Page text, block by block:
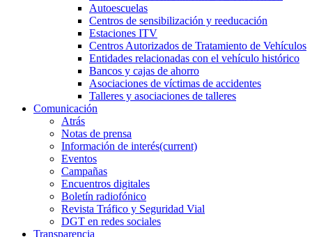
Autoescuelas
Centros de sensibilización y reeducación
Estaciones ITV
Centros Autorizados de Tratamiento de Vehículos
Entidades relacionadas con el vehículo histórico
Bancos y cajas de ahorro
Asociaciones de víctimas de accidentes
Talleres y asociaciones de talleres
Comunicación
Atrás
Notas de prensa
Información de interés(current)
Eventos
Campañas
Encuentros digitales
Boletín radiofónico
Revista Tráfico y Seguridad Vial
DGT en redes sociales
Transparencia